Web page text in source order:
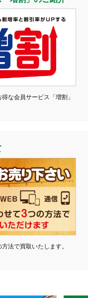
な会員サービス「増割」
方法で買取いたします。